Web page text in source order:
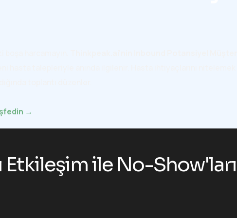
→
Etkileşim ile No-Show'ları